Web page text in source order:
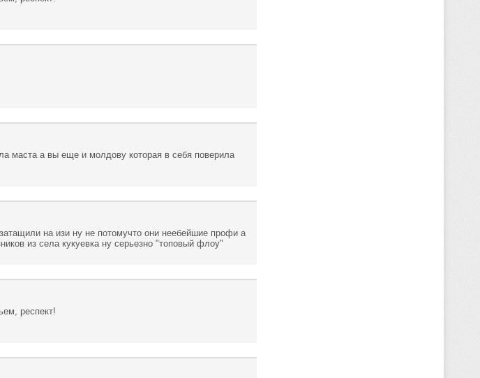
маста а вы еще и молдову которая в себя поверила
на изи ну не потомучто они неебейшие профи а
из села кукуевка ну серьезно "топовый флоу"
респект!